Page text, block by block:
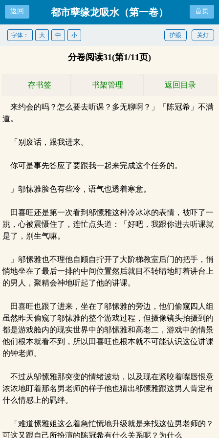
返回 都市孽缘龙吸水（第一卷） 首页
关灯
护眼
字体： 大 中 小
分卷阅读31(第1/11页)
存书签 书架管理 返回目录
来约会的吗？怎么要去听课？多无聊啊？」「陈冠希」不满
道。
「别废话，跟我进来。
你可是事先答应了要跟我一起来完成这个任务的。
」邬愫雅脸色有些冷，语气也透着寒意。
田喜旺还是第一次看到邬愫雅这种冷冰冰的表情，被吓了一
跳，心被震慑住了，连忙点头道：「好吧，我跟你进去听课就
是了，别生气嘛。
」邬愫雅也不理他自顾自拧开了大阶梯教室后门的把手，悄
悄地坐在了最后一排的中间位置然后就目不转睛地盯着讲台上
的男人，聚精会神地听起了他的讲课。
田喜旺也跟了进来，坐在了邬愫雅的旁边，他们偷窥四人组
虽然昨天偷窥了邬愫雅的整个游戏过程，但摄像镜头拍摄到的
都是游戏舱内的现实世界中的邬愫雅和高老二，游戏中的情景
他们根本就看不到，所以田喜旺也根本就不可能认识这位讲课
的钟老师。
不过从邬愫雅那突变的情绪波动，以及现在紧咬着嘴唇恨意
浓浓地盯着那名男老师的样子他也猜出邬愫雅跟这男人肯定有
什么情感上的羁绊。
「难道愫雅姐这么着急忙慌地升级就是来找这位男老师的？
可这又跟自己所扮演的陈冠希有什么关系呢？为什么